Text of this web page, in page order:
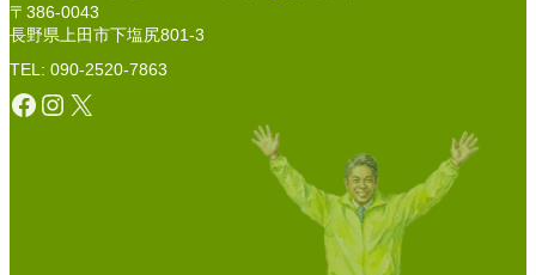
〒386-0043
長野県上田市下塩尻801-3
TEL: 090-2520-7863
Facebook Instagram X